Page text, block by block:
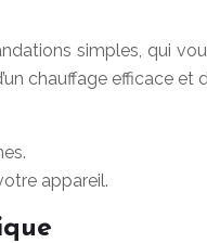
simples, qui
chauffage efficace et
appareil.